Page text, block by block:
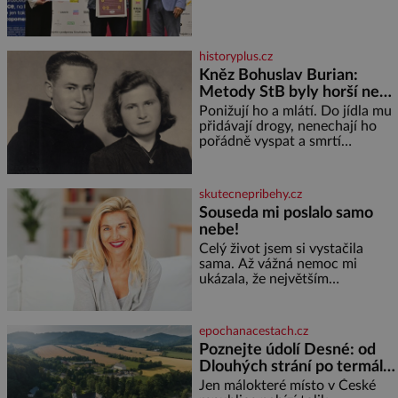
historyplus.cz
Kněz Bohuslav Burian:
Metody StB byly horší než
gestapácké trýznění
Ponižují ho a mlátí. Do jídla mu
přidávají drogy, nenechají ho
pořádně vyspat a smrtí
estébákům podepíše všechno,
co po něm chtějí. Svým
podpisem jim potvrdí také to, že
na něj během výslechů nikdo
nevyvíjel fyzický ani psychický
nátlak. Syn brněnského řezníka
chce být knězem a
skutecnepribehy.cz
Souseda mi poslalo samo
nebe!
Celý život jsem si vystačila
sama. Až vážná nemoc mi
ukázala, že největším
ochotný podat pomocnou ruku.
Vždycky jsem byla spíš
samotářka. Nepotřebovala jsem
kolem sebe partu kamarádek
ani partnera. Stačily mi knihy,
epochanacestach.cz
Poznejte údolí Desné: od
Dlouhých strání po termální
prameny
Jen málokteré místo v České